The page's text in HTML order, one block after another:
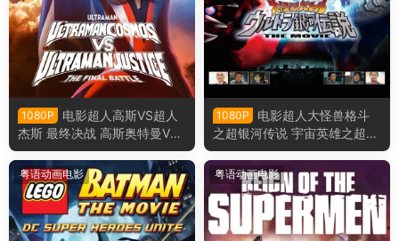
1080P
电影超人高斯VS超人
杰斯 最终决战 高斯奥特曼VS
杰斯提斯奥特曼 高斯迪斯终极
之战粤语版
1080P
电影超人大怪兽格斗
之超银河传说 宇宙英雄之超银
河传说粤语版
粤语动画电影 粤语动画电影